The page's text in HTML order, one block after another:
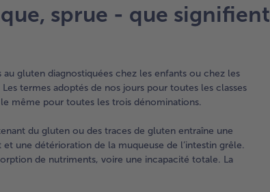
sprue - que signifient
gluten diagnostiquées chez les enfants ou chez les
termes adoptés de nos jours pour toutes les classes
même pour toutes les trois dénominations.
du gluten ou des traces de gluten entraîne une
une détérioration de la muqueuse de l’intestin grêle.
de nutriments, voire une incapacité totale. La